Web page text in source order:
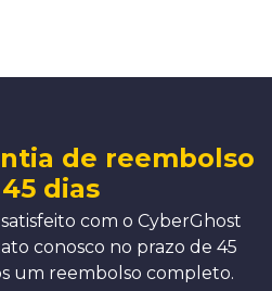
de reembolso
dias
com o CyberGhost
conosco no prazo de 45
um reembolso completo.